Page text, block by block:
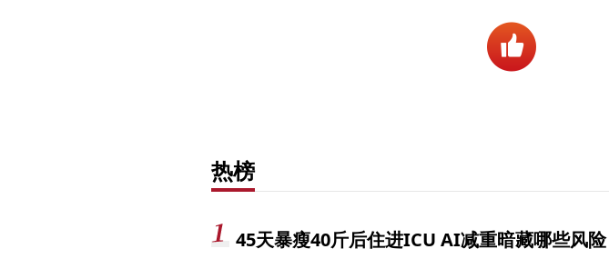
热榜
45天暴瘦40斤后住进ICU AI减重暗藏哪些风险